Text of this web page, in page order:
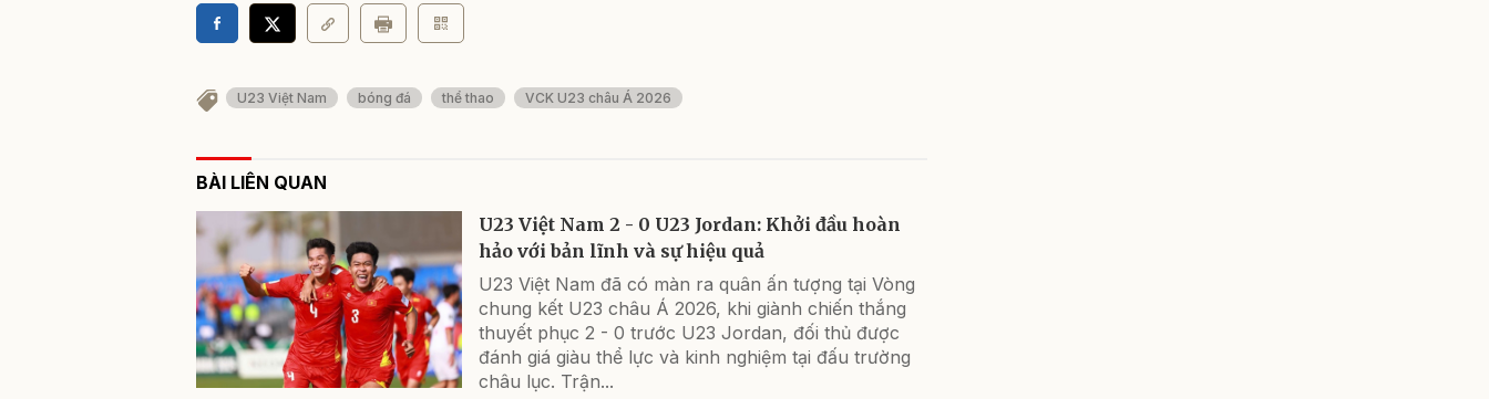
U23 Việt Nam bóng đá thể thao VCK U23 châu Á 2026
BÀI LIÊN QUAN
U23 Việt Nam 2 - 0 U23 Jordan: Khởi đầu hoàn
hảo với bản lĩnh và sự hiệu quả
U23 Việt Nam đã có màn ra quân ấn tượng tại Vòng
chung kết U23 châu Á 2026, khi giành chiến thắng
thuyết phục 2 - 0 trước U23 Jordan, đối thủ được
đánh giá giàu thể lực và kinh nghiệm tại đấu trường
châu lục. Trận...